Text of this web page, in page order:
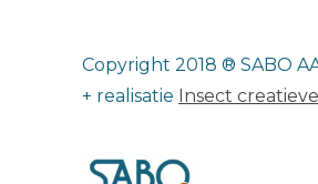
Copyright 2018 ® SABO
+ realisatie Insect